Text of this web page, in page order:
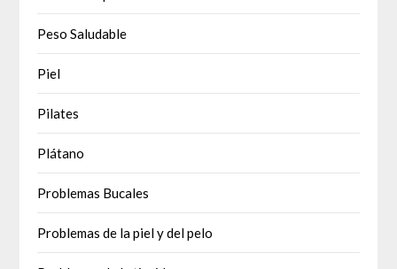
Peso Saludable
Piel
Pilates
Plátano
Problemas Bucales
Problemas de la piel y del pelo